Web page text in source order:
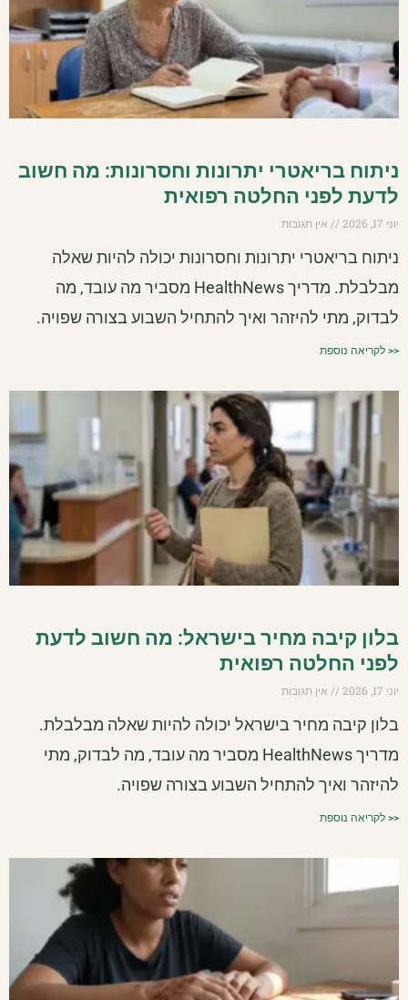
ניתוח בריאטרי יתרונות וחסרונות: מה חשוב
לדעת לפני החלטה רפואית
יוני 17, 2026 אין תגובות
ניתוח בריאטרי יתרונות וחסרונות יכולה להיות שאלה
מבלבלת. מדריך HealthNews מסביר מה עובד, מה
לבדוק, מתי להיזהר ואיך להתחיל השבוע בצורה שפויה.
<< לקריאה נוספת
בלון קיבה מחיר בישראל: מה חשוב לדעת
לפני החלטה רפואית
יוני 17, 2026 אין תגובות
בלון קיבה מחיר בישראל יכולה להיות שאלה מבלבלת.
מדריך HealthNews מסביר מה עובד, מה לבדוק, מתי
להיזהר ואיך להתחיל השבוע בצורה שפויה.
<< לקריאה נוספת